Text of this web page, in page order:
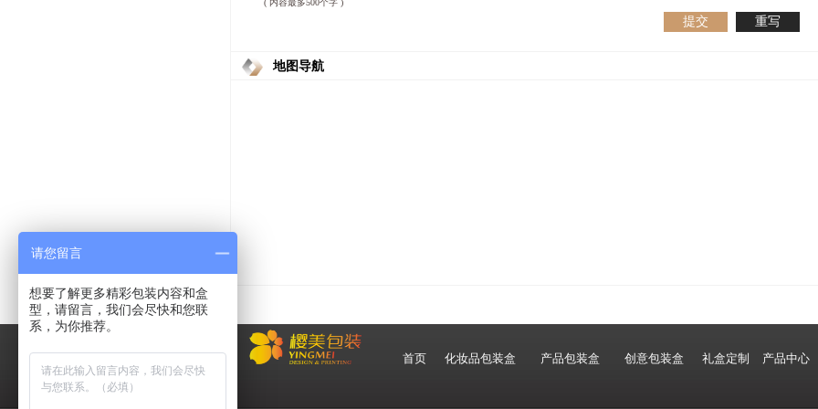
提交 重写
地图导航
化
首页 化妆品包装盒 产品包装盒 创意包装盒 礼盒定制 产品中心
请您留言
想要了解更多精彩包装内容和盒
型，请留言，我们会尽快和您联
系，为你推荐。